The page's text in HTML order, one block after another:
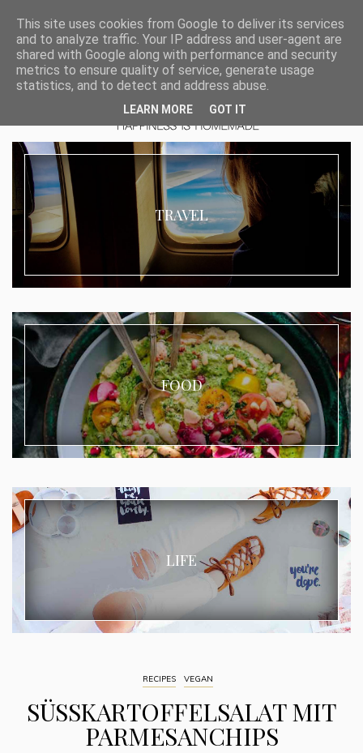
TRAVEL
FOOD
LIFE
RECIPES VEGAN
SÜSSKARTOFFELSALAT MIT
PARMESANCHIPS
This site uses cookies from Google to deliver its services
and to analyze traffic. Your IP address and user-agent are
shared with Google along with performance and security
metrics to ensure quality of service, generate usage
statistics, and to detect and address abuse.
LEARN MORE GOT IT